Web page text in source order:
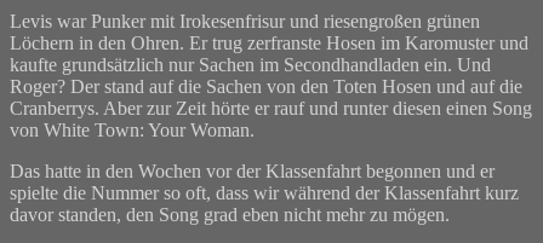
Levis war Punker mit Irokesenfrisur und riesengroßen grünen
Löchern in den Ohren. Er trug zerfranste Hosen im Karomuster und
kaufte grundsätzlich nur Sachen im Secondhandladen ein. Und
Roger? Der stand auf die Sachen von den Toten Hosen und auf die
Cranberrys. Aber zur Zeit hörte er rauf und runter diesen einen Song
von White Town: Your Woman.
Das hatte in den Wochen vor der Klassenfahrt begonnen und er
spielte die Nummer so oft, dass wir während der Klassenfahrt kurz
davor standen, den Song grad eben nicht mehr zu mögen.